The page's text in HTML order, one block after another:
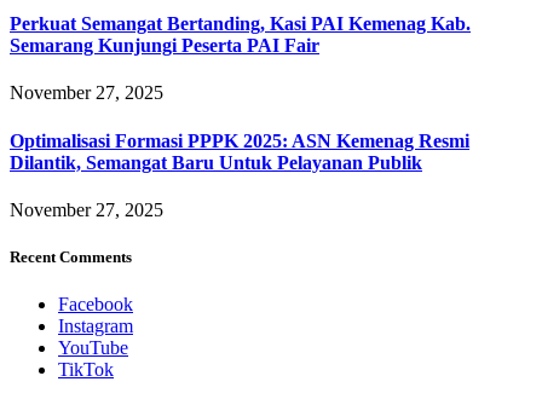
Perkuat Semangat Bertanding, Kasi PAI Kemenag Kab.
Semarang Kunjungi Peserta PAI Fair
November 27, 2025
Optimalisasi Formasi PPPK 2025: ASN Kemenag Resmi
Dilantik, Semangat Baru Untuk Pelayanan Publik
November 27, 2025
Recent Comments
Facebook
Instagram
YouTube
TikTok